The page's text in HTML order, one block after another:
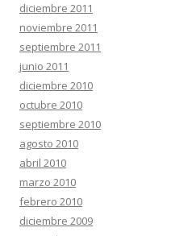
diciembre 2011
noviembre 2011
septiembre 2011
junio 2011
diciembre 2010
octubre 2010
septiembre 2010
agosto 2010
abril 2010
marzo 2010
febrero 2010
diciembre 2009